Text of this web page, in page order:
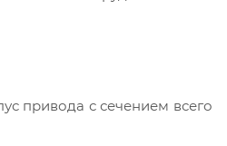
привода с сечением всего